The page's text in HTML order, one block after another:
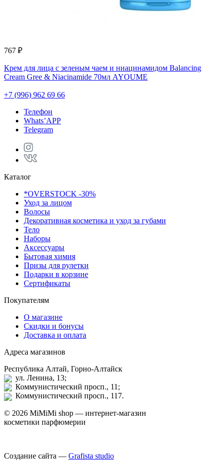
767 ₽
Крем для лица с зеленым чаем и ниацинамидом Balancing
Cream Gree & Niacinamide 70мл AYOUME
+7 (996) 962 69 66
Телефон
Whats’APP
Telegram
Каталог
*OVERSTOCK -30%
Уход за лицом
Волосы
Декоративная косметика и уход за губами
Тело
Наборы
Аксессуары
Бытовая химия
Призы для рулетки
Подарки в корзине
Сертификаты
Покупателям
О магазине
Скидки и бонусы
Доставка и оплата
Адреса магазинов
Республика Алтай, Горно-Алтайск
ул. Ленина, 13;
Коммунистический просп., 11;
Коммунистический просп., 117.
© 2026 MiMiMi shop — интернет-магазин
косметики парфюмерии
Создание сайта — Grafista studio